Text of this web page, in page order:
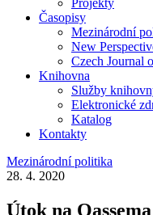
Projekty
Časopisy
Mezinárodní
New
Czech Journal
Knihovna
Služby
Elektronické
Katalog
Kontakty
Mezinárodní politika
28. 4. 2020
Útok na